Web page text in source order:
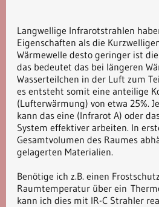
Langwellige Infrarotstrahlen
Eigenschaften als die
Wärmewelle desto geringer ist
das bedeutet das bei längeren
Wasserteilchen in der Luft zum
es entsteht somit eine anteilige
(Lufterwärmung) von etwa 25%.
kann das eine (Infrarot A) oder
System effektiver arbeiten. In
Gesamtvolumen des Raumes
gelagerten Materialien.
Benötige ich z.B. einen
Raumtemperatur über ein
kann ich dies mit IR-C Strahler